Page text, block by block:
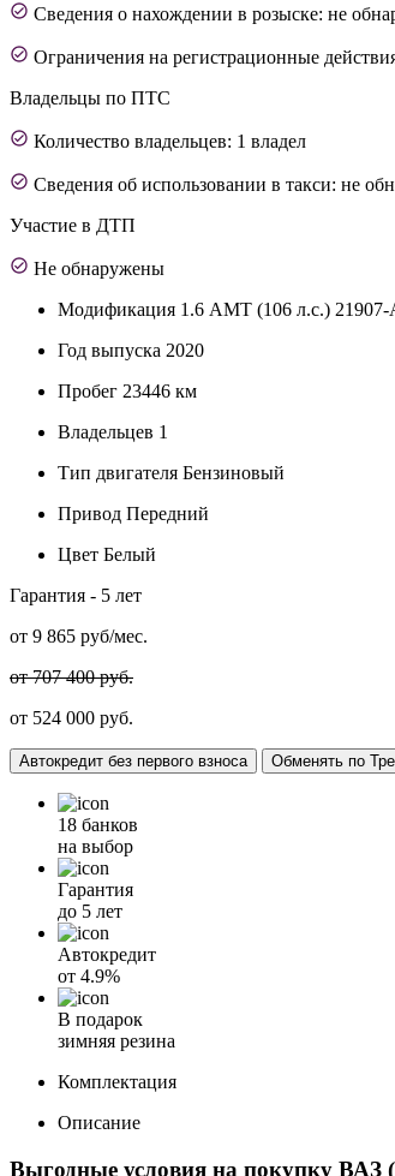
Сведения о нахождении в розыске: не
Ограничения на регистрационные
Владельцы по ПТС
Количество владельцев: 1 владел
Сведения об использовании в такси: не
Участие в ДТП
Не обнаружены
Модификация 1.6 AMT (106 л.с.)
Год выпуска 2020
Пробег 23446 км
Владельцев 1
Тип двигателя Бензиновый
Привод Передний
Цвет Белый
Гарантия - 5 лет
от 9 865 руб/мес.
от 707 400 руб.
от 524 000 руб.
Автокредит без первого взноса Обменять по
18 банков
на выбор
Гарантия
до 5 лет
Автокредит
от 4.9%
В подарок
зимняя резина
Комплектация
Описание
Выгодные условия на покупку ВАЗ